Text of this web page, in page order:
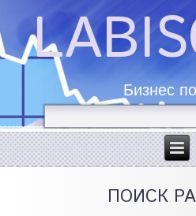
Бизнес
ПОИСК